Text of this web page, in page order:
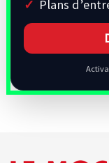
Plans